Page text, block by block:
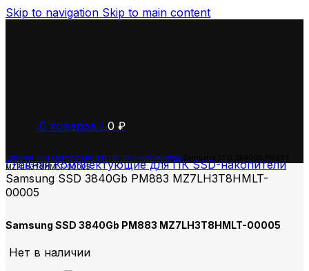
Skip to navigation Skip to main content
0 товаров / 0 ₽
Главная Комплектующие для ПК SSD-накопители
MZ7LH3T8HMLT-00005
ГлавнаяКомплектующие для ПКSSD-накопители
Samsung SSD 3840Gb PM883 MZ7LH3T8HMLT-
00005
Samsung SSD 3840Gb PM883 MZ7LH3T8HMLT-00005
Нет в наличии